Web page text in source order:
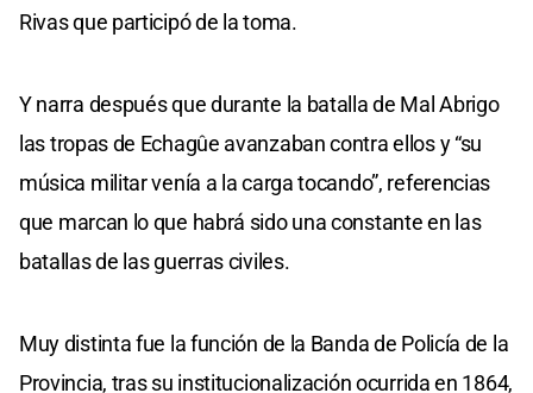
Rivas que participó de la toma.
Y narra después que durante la batalla de Mal Abrigo
las tropas de Echagûe avanzaban contra ellos y “su
música militar venía a la carga tocando”, referencias
que marcan lo que habrá sido una constante en las
batallas de las guerras civiles.
Muy distinta fue la función de la Banda de Policía de la
Provincia, tras su institucionalización ocurrida en 1864,